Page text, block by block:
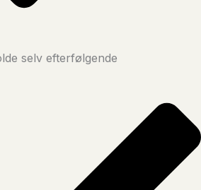
selv efterfølgende